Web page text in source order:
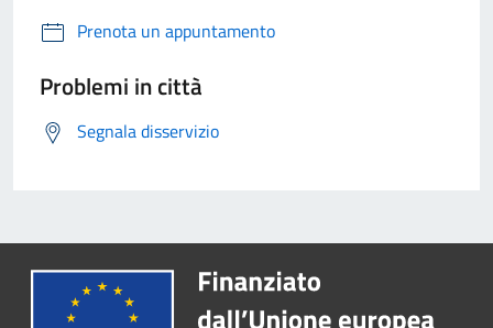
Prenota un appuntamento
Problemi in città
Segnala disservizio